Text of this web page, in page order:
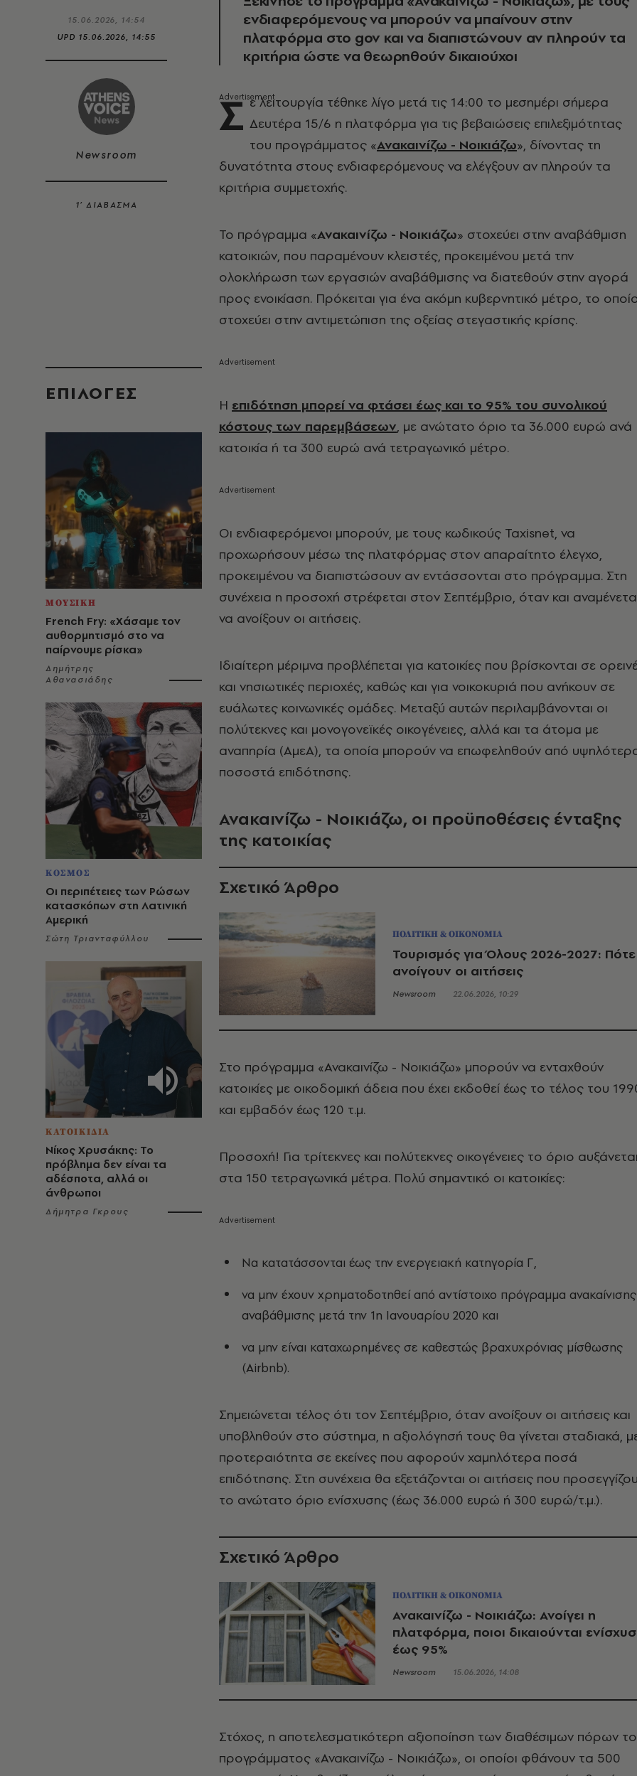
15.06.2026, 14:54
UPD 15.06.2026, 14:55
Newsroom
1’ ΔΙΑΒΑΣΜΑ
EΠΙΛΟΓΈΣ
ΜΟΥΣΙΚΗ
French Fry: «Χάσαμε τον
αυθορμητισμό στο να
παίρνουμε ρίσκα»
Δημήτρης
Αθανασιάδης
ΚΟΣΜΟΣ
Οι περιπέτειες των Ρώσων
κατασκόπων στη Λατινική
Αμερική
Σώτη Τριανταφύλλου
ΚΑΤΟΙΚΙΔΙΑ
Νίκος Χρυσάκης: Το
πρόβλημα δεν είναι τα
αδέσποτα, αλλά οι
άνθρωποι
Δήμητρα Γκρους
ενδιαφερόμενους να μπορούν να μπαίνουν στην
πλατφόρμα στο gov και να διαπιστώνουν αν πληρούν τα
κριτήρια ώστε να θεωρηθούν δικαιούχοι
Σ ε λειτουργία τέθηκε λίγο μετά τις 14:00 το μεσημέρι σήμερα
Δευτέρα 15/6 η πλατφόρμα για τις βεβαιώσεις επιλεξιμότητας
του προγράμματος «Ανακαινίζω - Νοικιάζω», δίνοντας τη
δυνατότητα στους ενδιαφερόμενους να ελέγξουν αν πληρούν τα
κριτήρια συμμετοχής.
Το πρόγραμμα «Ανακαινίζω - Νοικιάζω» στοχεύει στην αναβάθμιση
κατοικιών, που παραμένουν κλειστές, προκειμένου μετά την
ολοκλήρωση των εργασιών αναβάθμισης να διατεθούν στην αγορά
προς ενοικίαση. Πρόκειται για ένα ακόμη κυβερνητικό μέτρο, το
στοχεύει στην αντιμετώπιση της οξείας στεγαστικής κρίσης.
Η επιδότηση μπορεί να φτάσει έως και το 95% του συνολικού
κόστους των παρεμβάσεων, με ανώτατο όριο τα 36.000 ευρώ ανά
κατοικία ή τα 300 ευρώ ανά τετραγωνικό μέτρο.
Οι ενδιαφερόμενοι μπορούν, με τους κωδικούς Taxisnet, να
προχωρήσουν μέσω της πλατφόρμας στον απαραίτητο έλεγχο,
προκειμένου να διαπιστώσουν αν εντάσσονται στο πρόγραμμα. Στη
συνέχεια η προσοχή στρέφεται στον Σεπτέμβριο, όταν και
να ανοίξουν οι αιτήσεις.
Ιδιαίτερη μέριμνα προβλέπεται για κατοικίες που βρίσκονται σε
και νησιωτικές περιοχές, καθώς και για νοικοκυριά που ανήκουν σε
ευάλωτες κοινωνικές ομάδες. Μεταξύ αυτών περιλαμβάνονται οι
πολύτεκνες και μονογονεϊκές οικογένειες, αλλά και τα άτομα με
αναπηρία (ΑμεΑ), τα οποία μπορούν να επωφεληθούν από
ποσοστά επιδότησης.
Ανακαινίζω - Νοικιάζω, οι προϋποθέσεις ένταξης
της κατοικίας
Σχετικό Άρθρο
ΠΟΛΙΤΙΚΗ & ΟΙΚΟΝΟΜΙΑ
Τουρισμός για Όλους 2026-2027: Πότε
ανοίγουν οι αιτήσεις
Newsroom 22.06.2026, 10:29
Στο πρόγραμμα «Ανακαινίζω - Νοικιάζω» μπορούν να ενταχθούν
κατοικίες με οικοδομική άδεια που έχει εκδοθεί έως το τέλος του
και εμβαδόν έως 120 τ.μ.
Προσοχή! Για τρίτεκνες και πολύτεκνες οικογένειες το όριο
στα 150 τετραγωνικά μέτρα. Πολύ σημαντικό οι κατοικίες:
Να κατατάσσονται έως την ενεργειακή κατηγορία Γ,
να μην έχουν χρηματοδοτηθεί από αντίστοιχο πρόγραμμα
αναβάθμισης μετά την 1η Ιανουαρίου 2020 και
να μην είναι καταχωρημένες σε καθεστώς βραχυχρόνιας μίσθωσης
(Airbnb).
Σημειώνεται τέλος ότι τον Σεπτέμβριο, όταν ανοίξουν οι αιτήσεις και
υποβληθούν στο σύστημα, η αξιολόγησή τους θα γίνεται σταδιακά,
προτεραιότητα σε εκείνες που αφορούν χαμηλότερα ποσά
επιδότησης. Στη συνέχεια θα εξετάζονται οι αιτήσεις που
το ανώτατο όριο ενίσχυσης (έως 36.000 ευρώ ή 300 ευρώ/τ.μ.).
Σχετικό Άρθρο
ΠΟΛΙΤΙΚΗ & ΟΙΚΟΝΟΜΙΑ
Ανακαινίζω - Νοικιάζω: Ανοίγει η
πλατφόρμα, ποιοι δικαιούνται
έως 95%
Newsroom 15.06.2026, 14:08
Στόχος, η αποτελεσματικότερη αξιοποίηση των διαθέσιμων πόρων
προγράμματος «Ανακαινίζω - Νοικιάζω», οι οποίοι φθάνουν τα 500